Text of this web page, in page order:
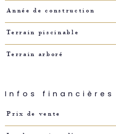
Année de construction
Terrain piscinable
Terrain arboré
Infos financières
Caractéristiques Valeurs
Prix de vente